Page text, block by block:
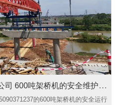
湖北潜江高铁架桥机租赁公司 600吨架桥机的安全维护与全生命周期管理
的600吨架桥机的安全运行